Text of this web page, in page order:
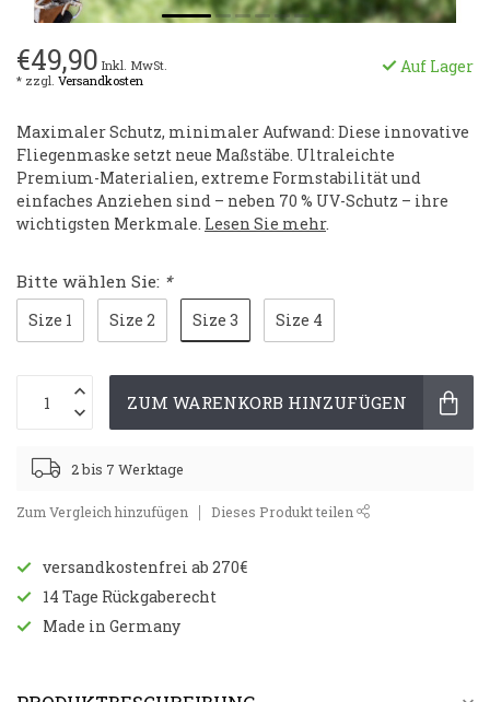
€49,90 Inkl. MwSt.
* zzgl. Versandkosten
Auf Lager
Maximaler Schutz, minimaler Aufwand: Diese innovative
Fliegenmaske setzt neue Maßstäbe. Ultraleichte
Premium-Materialien, extreme Formstabilität und
einfaches Anziehen sind – neben 70 % UV-Schutz – ihre
wichtigsten Merkmale. Lesen Sie mehr.
Bitte wählen Sie: *
Size 1 Size 2 Size 3 Size 4
ZUM WARENKORB HINZUFÜGEN
2 bis 7 Werktage
Zum Vergleich hinzufügen Dieses Produkt teilen
versandkostenfrei ab 270€
14 Tage Rückgaberecht
Made in Germany